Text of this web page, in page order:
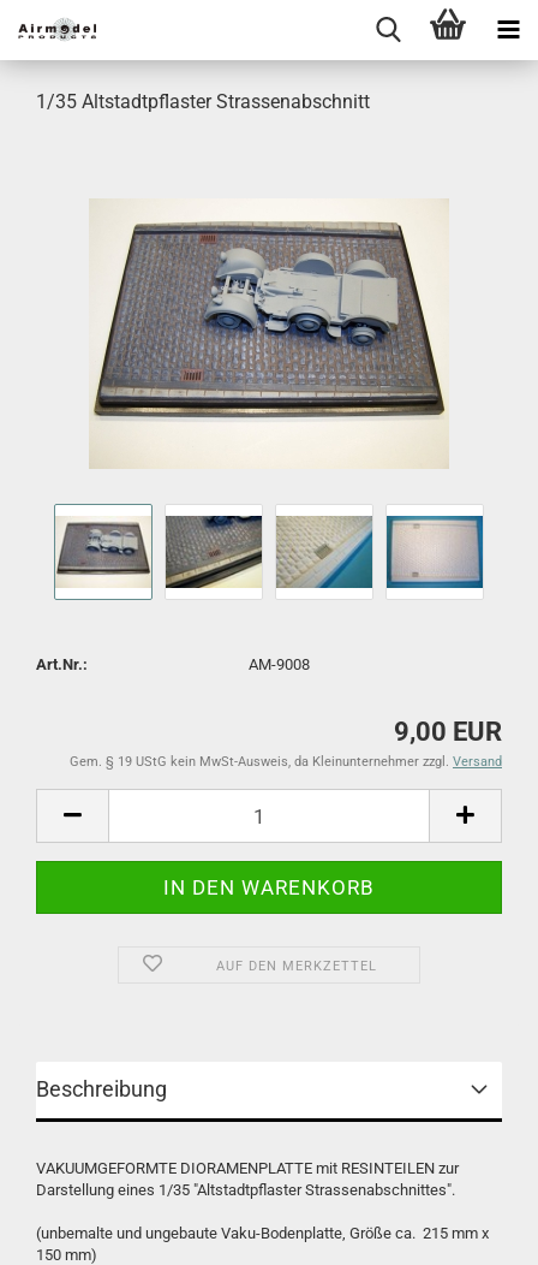
1/35 Altstadtpflaster Strassenabschnitt
Art.Nr.: AM-9008
9,00 EUR
Gem. § 19 UStG kein MwSt-Ausweis, da Kleinunternehmer zzgl. Versand
AUF DEN MERKZETTEL
Beschreibung
VAKUUMGEFORMTE DIORAMENPLATTE mit RESINTEILEN zur
Darstellung eines 1/35 "Altstadtpflaster Strassenabschnittes".
(unbemalte und ungebaute Vaku-Bodenplatte, Größe ca. 215 mm x
150 mm)